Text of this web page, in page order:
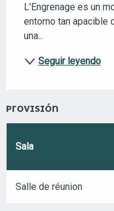
L'Engrenage es un
entorno tan apacible
una...
Seguir leyendo
PROVISIÓN
Sala
Salle de réunion